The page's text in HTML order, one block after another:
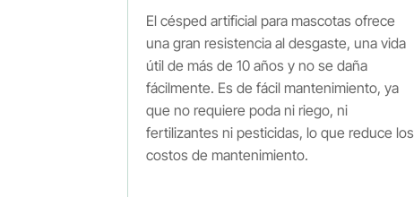
El césped artificial para mascotas ofrece
una gran resistencia al desgaste, una vida
útil de más de 10 años y no se daña
fácilmente. Es de fácil mantenimiento, ya
que no requiere poda ni riego, ni
fertilizantes ni pesticidas, lo que reduce los
costos de mantenimiento.